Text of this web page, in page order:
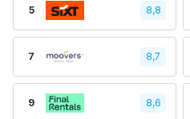
5 8,8
7 8,7
9 8,6